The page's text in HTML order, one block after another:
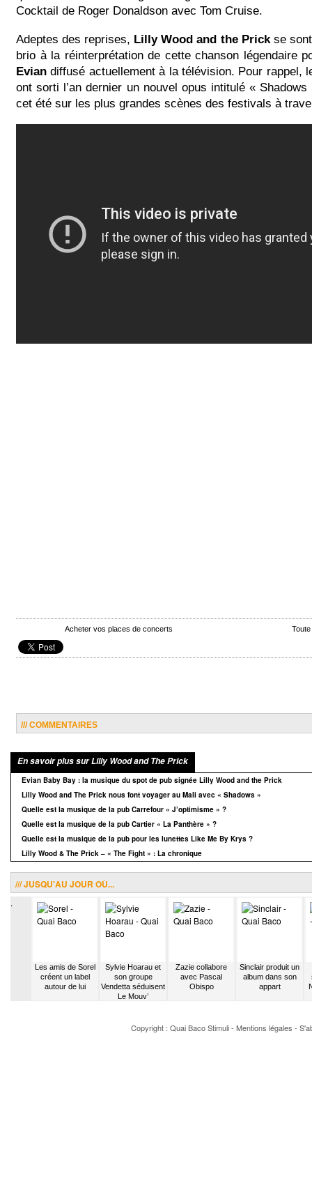
Cocktail de Roger Donaldson avec Tom Cruise.
Adeptes des reprises, Lilly Wood and the Prickse
brio à la réinterprétation de cette chanson légendaire
Evian diffusé actuellement à la télévision. Pour rappel,
ont sorti l’an dernier un nouvel opus intitulé «
cet été sur les plus grandes scènes des festivals à
Acheter vos places de concerts
/// COMMENTAIRES
En savoir plus sur Lilly Wood and The Prick
Evian Baby Bay : la musique du spot de pub signée Lilly Wood and the Prick
Lilly Wood and The Prick nous font voyager au Mali avec « Shadows »
Quelle est la musique de la pub Carrefour « J’optimisme » ?
Quelle est la musique de la pub Cartier « La Panthère » ?
Quelle est la musique de la pub pour les lunettes Like Me By Krys ?
Lilly Wood & The Prick – « The Fight » : La chronique
/// JUSQU'AU JOUR OÙ...
.
Les amis de Sorel
créent un label
autour de lui
Sylvie Hoarau et
son groupe
Vendetta séduisent
Le Mouv’
Zazie collabore
avec Pascal
Obispo
Sinclair produit un
album dans son
appart
Copyright : Quai BacoStimuli- Mentions légales -